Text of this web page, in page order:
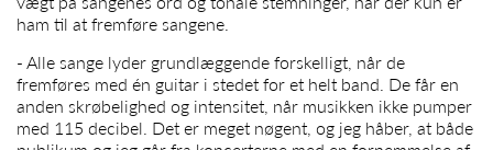
ham til at fremføre sangene.
- Alle sange lyder grundlæggende forskelligt, når de
fremføres med én guitar i stedet for et helt band. De får en
anden skrøbelighed og intensitet, når musikken ikke pumper
med 115 decibel. Det er meget nøgent, og jeg håber, at både